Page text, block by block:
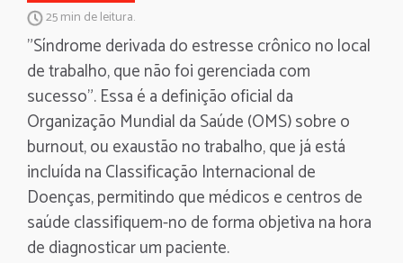
25 min de leitura.
"Síndrome derivada do estresse crônico no local
de trabalho, que não foi gerenciada com
sucesso". Essa é a definição oficial da
Organização Mundial da Saúde (OMS) sobre o
burnout, ou exaustão no trabalho, que já está
incluída na Classificação Internacional de
Doenças, permitindo que médicos e centros de
saúde classifiquem-no de forma objetiva na hora
de diagnosticar um paciente.